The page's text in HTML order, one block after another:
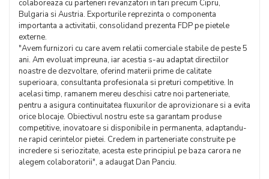
colaboreaza cu parteneri revanzatori in tari precum Cipru,
Bulgaria si Austria. Exporturile reprezinta o componenta
importanta a activitatii, consolidand prezenta FDP pe pietele
externe.
"Avem furnizori cu care avem relatii comerciale stabile de peste 5
ani. Am evoluat impreuna, iar acestia s-au adaptat directiilor
noastre de dezvoltare, oferind materii prime de calitate
superioara, consultanta profesionala si preturi competitive. In
acelasi timp, ramanem mereu deschisi catre noi parteneriate,
pentru a asigura continuitatea fluxurilor de aprovizionare si a evita
orice blocaje. Obiectivul nostru este sa garantam produse
competitive, inovatoare si disponibile in permanenta, adaptandu-
ne rapid cerintelor pietei. Credem in parteneriate construite pe
incredere si seriozitate, acesta este principiul pe baza carora ne
alegem colaboratorii", a adaugat Dan Panciu.